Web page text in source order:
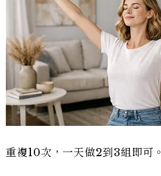
重複10次，一天做2到3組即可。